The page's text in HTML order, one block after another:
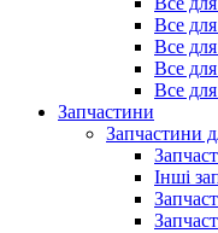
Все
Все для
Все
Все
Запчастини
Запчастини
Інші